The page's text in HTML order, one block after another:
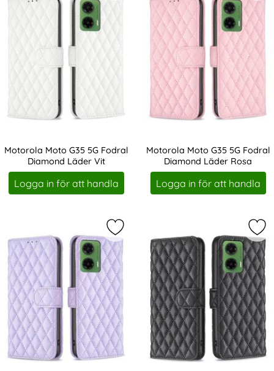
Motorola Moto G35 5G Fodral
Diamond Läder Vit
Art. nr 237146
Logga in för att handla
Motorola Moto G35 5G Fodral
Diamond Läder Rosa
Art. nr 237147
Logga in för att handla
Markera motorola Moto G35 5G